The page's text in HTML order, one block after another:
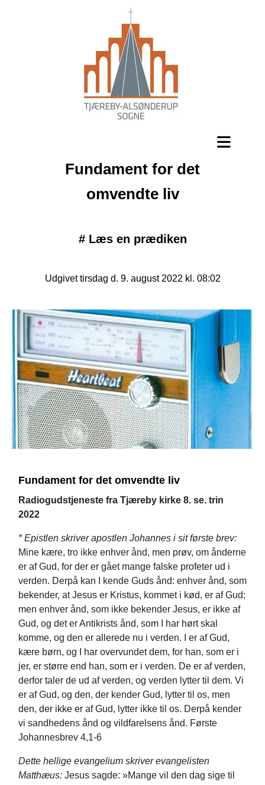
Fundament for det
omvendte liv
# Læs en prædiken
Udgivet tirsdag d. 9. august 2022 kl. 08:02
Fundament for det omvendte liv
Radiogudstjeneste fra Tjæreby kirke 8. se. trin
2022
* Epistlen skriver apostlen Johannes i sit første brev:
Mine kære, tro ikke enhver ånd, men prøv, om ånderne
er af Gud, for der er gået mange falske profeter ud i
verden. Derpå kan I kende Guds ånd: enhver ånd, som
bekender, at Jesus er Kristus, kommet i kød, er af Gud;
men enhver ånd, som ikke bekender Jesus, er ikke af
Gud, og det er Antikrists ånd, som I har hørt skal
komme, og den er allerede nu i verden. I er af Gud,
kære børn, og I har overvundet dem, for han, som er i
jer, er større end han, som er i verden. De er af verden,
derfor taler de ud af verden, og verden lytter til dem. Vi
er af Gud, og den, der kender Gud, lytter til os, men
den, der ikke er af Gud, lytter ikke til os. Derpå kender
vi sandhedens ånd og vildfarelsens ånd. Første
Johannesbrev 4,1-6
Dette hellige evangelium skriver evangelisten
Matthæus: Jesus sagde: »Mange vil den dag sige til